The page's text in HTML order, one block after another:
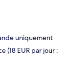
uniquement
(18 EUR par jour ;